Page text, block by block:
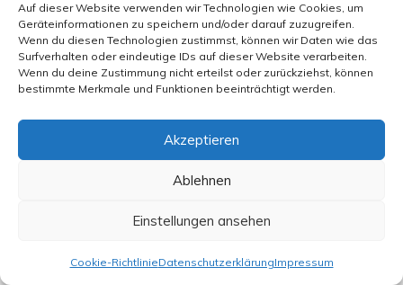
Auf dieser Website verwenden wir Technologien wie Cookies, um
Geräteinformationen zu speichern und/oder darauf zuzugreifen.
Wenn du diesen Technologien zustimmst, können wir Daten wie das
Surfverhalten oder eindeutige IDs auf dieser Website verarbeiten.
Wenn du deine Zustimmung nicht erteilst oder zurückziehst, können
bestimmte Merkmale und Funktionen beeinträchtigt werden.
Akzeptieren
Ablehnen
Einstellungen ansehen
Cookie-RichtlinieDatenschutzerklärungImpressum
Nachdenkseiten behaupten einen solchen Mainstream,
mit manchmal besseren Argumenten als jene Blogs, und
gelegentlich wird auch die FR damit gemeint. Das
funktioniert dann so, dass beispielsweise ein Text
herausgepickt wird, der darüber berichtet, wie die
Schrödersche Agenda-Politik zur derzeitigen
wirtschaftlichen Stärke Deutschlands geführt hat, und
dass dann behauptet wird, die FR befürworte diese
Agenda-Politik generell. Aus meiner Perspektive gibt es
nicht. Jutta Rydzewski hat erklärt, dass sie damit vor
das schon genügt, einen Mainstream zu konstatieren?